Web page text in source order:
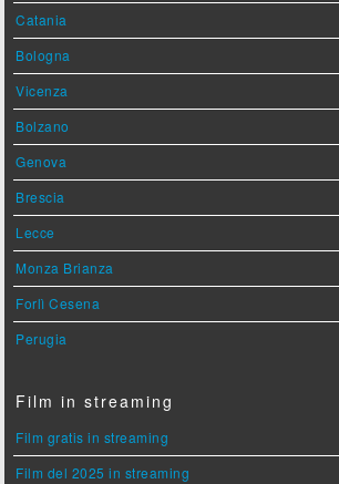
Catania
Bologna
Vicenza
Bolzano
Genova
Brescia
Lecce
Monza Brianza
Forlì Cesena
Perugia
Film in streaming
Film gratis in streaming
Film del 2025 in streaming